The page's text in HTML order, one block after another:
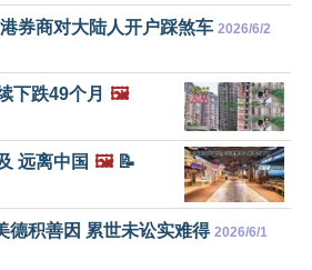
券商对大陆人开户踩煞车 2026/6/2
下跌49个月 🖼️
远离中国 🖼️📝
德积善因 累世未讼实难得 2026/6/1